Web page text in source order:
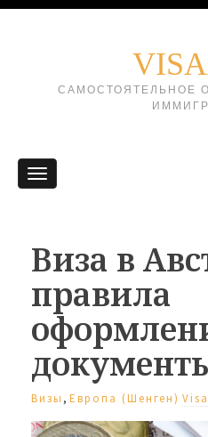
САМОСТОЯТЕЛЬНОЕ
Виза в
правила
Визы , Европа (Шенген)